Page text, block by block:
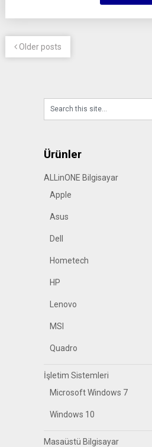
Older posts
Ürünler
ALLinONE Bilgisayar
Apple
Asus
Dell
Hometech
HP
Lenovo
MSI
Quadro
İşletim Sistemleri
Microsoft Windows 7
Windows 10
Masaüstü Bilgisayar